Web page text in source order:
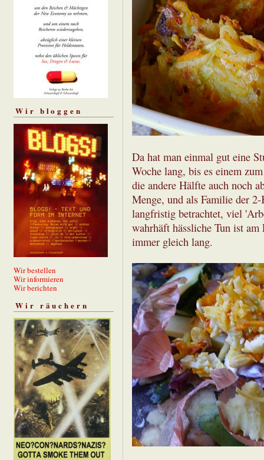
Wir bloggen
Wir bestellen
Wir informieren
Wir berichten
Wir räuchern
Da hat man einmal gut eine
Woche lang, bis es einem
die andere Hälfte auch noch
Menge, und als Familie der
langfristig betrachtet, viel
wahrhäft hässliche Tun ist am
immer gleich lang.